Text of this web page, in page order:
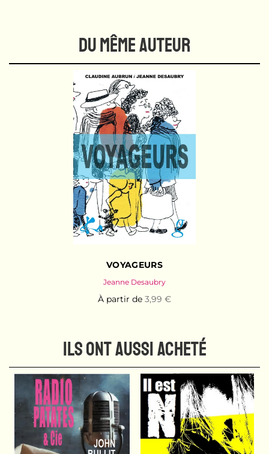
DU MÊME AUTEUR
VOYAGEURS
Jeanne Desaubry
À partir de 3,99 €
ILS ONT AUSSI ACHETÉ